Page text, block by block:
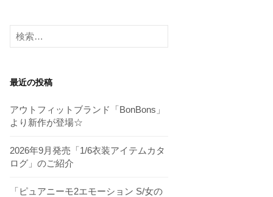
検
索:
最近の投稿
アウトフィットブランド「BonBons」
より新作が登場☆
2026年9月発売「1/6衣装アイテムカタ
ログ」のご紹介
「ピュアニーモ2エモーション S/女の